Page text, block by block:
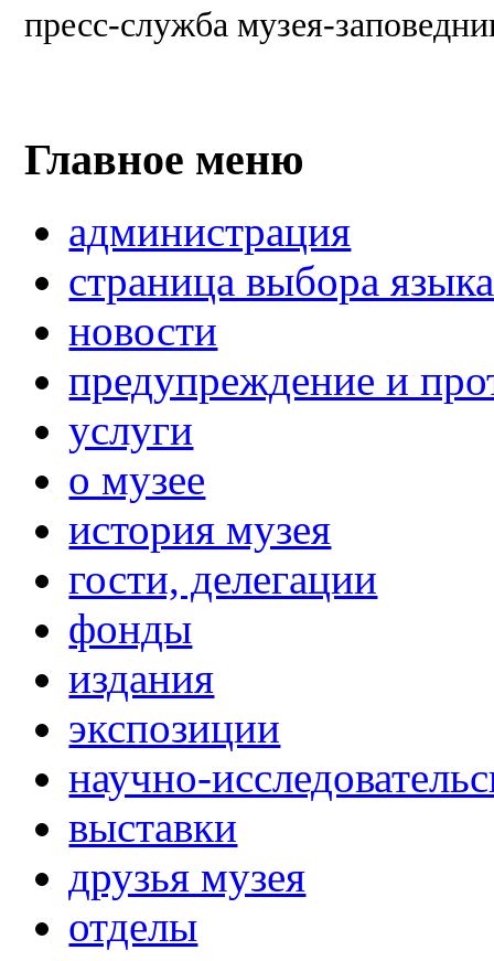
пресс-служба музея-
Главное меню
администрация
страница выбора языка
новости
предупреждение и
услуги
о музее
история музея
гости, делегации
фонды
издания
экспозиции
научно-
выставки
друзья музея
отделы